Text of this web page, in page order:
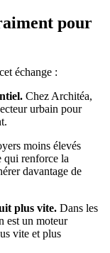
pour
échange :
Chez Architéa,
urbain pour
moins élevés
qui renforce la
davantage de
plus vite. Dans les
est un moteur
vite et plus